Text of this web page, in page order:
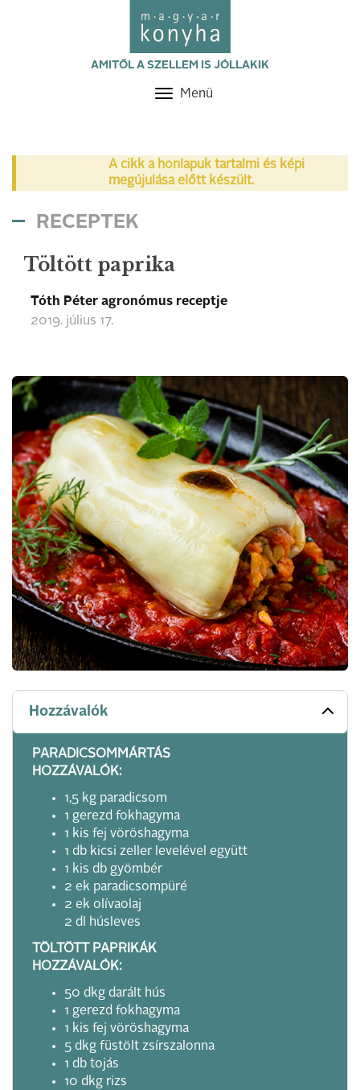
AMITŐL A SZELLEM IS JÓLLAKIK
Toggle
Menü
A cikk a honlapuk tartalmi és képi
megújulása előtt készült.
RECEPTEK
Töltött paprika
Tóth Péter agronómus receptje
2019. július 17.
Hozzávalók
PARADICSOMMÁRTÁS
HOZZÁVALÓK:
1,5 kg paradicsom
1 gerezd fokhagyma
1 kis fej vöröshagyma
1 db kicsi zeller levelével együtt
1 kis db gyömbér
2 ek paradicsompüré
2 ek olívaolaj
2 dl húsleves
TÖLTÖTT PAPRIKÁK
HOZZÁVALÓK:
50 dkg darált hús
1 gerezd fokhagyma
1 kis fej vöröshagyma
5 dkg füstölt zsírszalonna
1 db tojás
10 dkg rizs